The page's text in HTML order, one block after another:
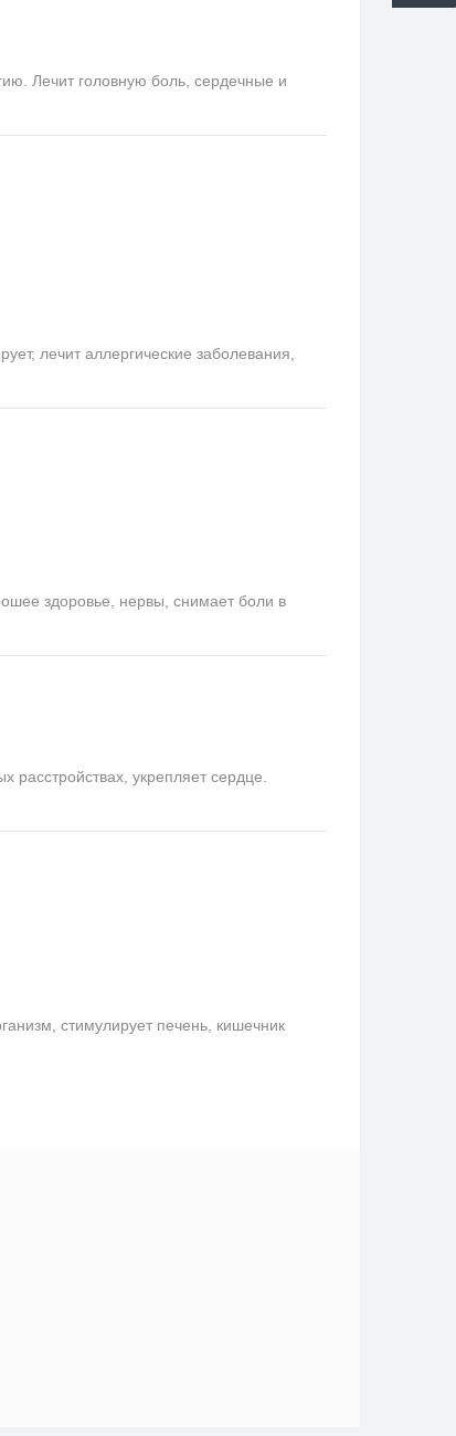
Лечит головную боль, сердечные и
лечит аллергические заболевания,
здоровье, нервы, снимает боли в
укрепляет сердце.
стимулирует печень, кишечник